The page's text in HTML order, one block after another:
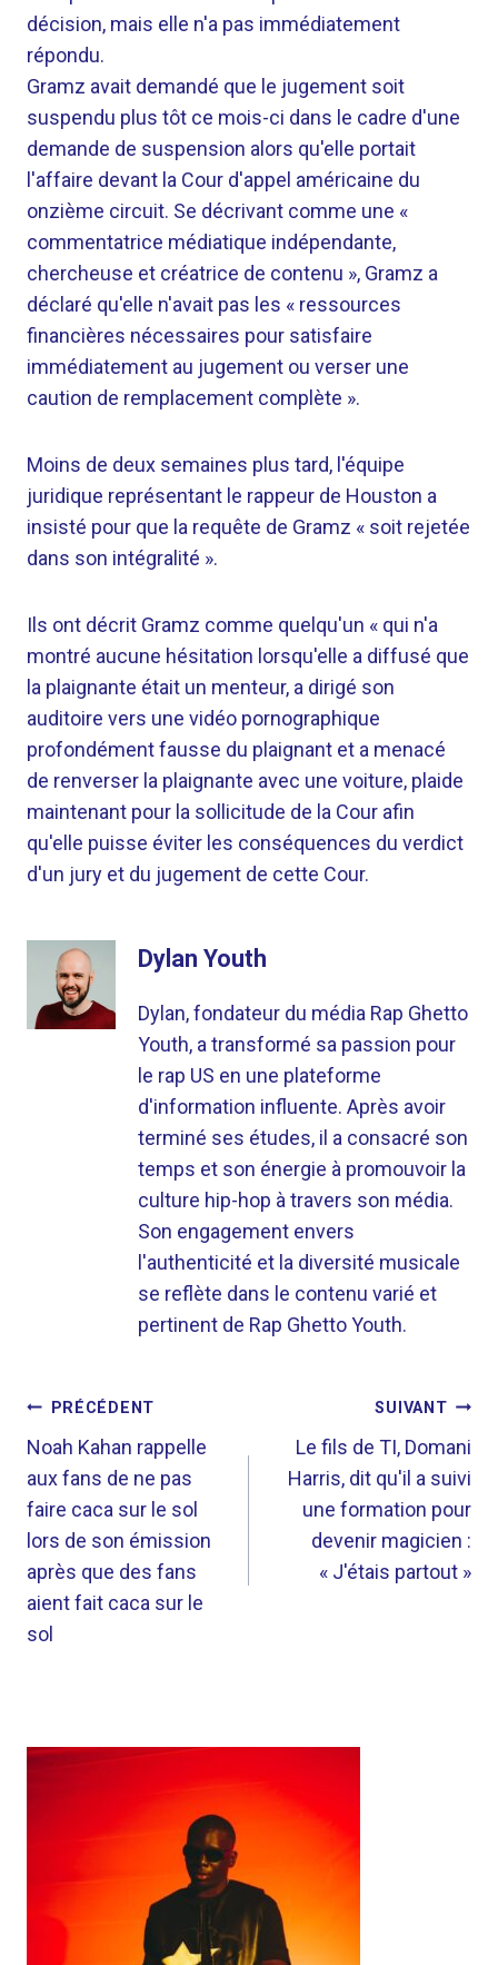
décision, mais elle n'a pas immédiatement
répondu.
Gramz avait demandé que le jugement soit
suspendu plus tôt ce mois-ci dans le cadre d'une
demande de suspension alors qu'elle portait
l'affaire devant la Cour d'appel américaine du
onzième circuit. Se décrivant comme une «
commentatrice médiatique indépendante,
chercheuse et créatrice de contenu », Gramz a
déclaré qu'elle n'avait pas les « ressources
financières nécessaires pour satisfaire
immédiatement au jugement ou verser une
caution de remplacement complète ».
Moins de deux semaines plus tard, l'équipe
juridique représentant le rappeur de Houston a
insisté pour que la requête de Gramz « soit rejetée
dans son intégralité ».
Ils ont décrit Gramz comme quelqu'un « qui n'a
montré aucune hésitation lorsqu'elle a diffusé que
la plaignante était un menteur, a dirigé son
auditoire vers une vidéo pornographique
profondément fausse du plaignant et a menacé
de renverser la plaignante avec une voiture, plaide
maintenant pour la sollicitude de la Cour afin
qu'elle puisse éviter les conséquences du verdict
d'un jury et du jugement de cette Cour.
Dylan Youth
Dylan, fondateur du média Rap Ghetto
Youth, a transformé sa passion pour
le rap US en une plateforme
d'information influente. Après avoir
terminé ses études, il a consacré son
temps et son énergie à promouvoir la
culture hip-hop à travers son média.
Son engagement envers
l'authenticité et la diversité musicale
se reflète dans le contenu varié et
pertinent de Rap Ghetto Youth.
NAVIGATION
DE
L’ARTICLE
PRÉCÉDENT
Noah Kahan rappelle
aux fans de ne pas
faire caca sur le sol
lors de son émission
après que des fans
aient fait caca sur le
sol
SUIVANT
Le fils de TI, Domani
Harris, dit qu'il a suivi
une formation pour
devenir magicien :
« J'étais partout »